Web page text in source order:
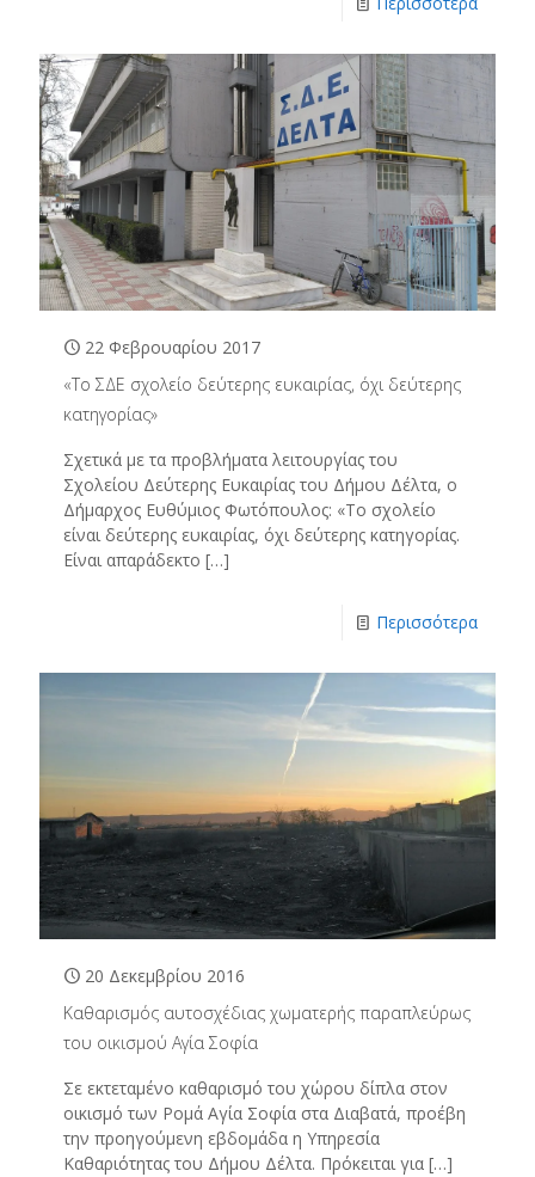
22 Φεβρουαρίου 2017
«Το ΣΔΕ σχολείο δεύτερης ευκαιρίας, όχι δεύτερης
κατηγορίας»
Σχετικά με τα προβλήματα λειτουργίας του
Σχολείου Δεύτερης Ευκαιρίας του Δήμου Δέλτα, ο
Δήμαρχος Ευθύμιος Φωτόπουλος: «Το σχολείο
είναι δεύτερης ευκαιρίας, όχι δεύτερης κατηγορίας.
Είναι απαράδεκτο […]
Περισσότερα
20 Δεκεμβρίου 2016
Καθαρισμός αυτοσχέδιας χωματερής παραπλεύρως
του οικισμού Αγία Σοφία
Σε εκτεταμένο καθαρισμό του χώρου δίπλα στον
οικισμό των Ρομά Αγία Σοφία στα Διαβατά, προέβη
την προηγούμενη εβδομάδα η Υπηρεσία
Καθαριότητας του Δήμου Δέλτα. Πρόκειται για […]